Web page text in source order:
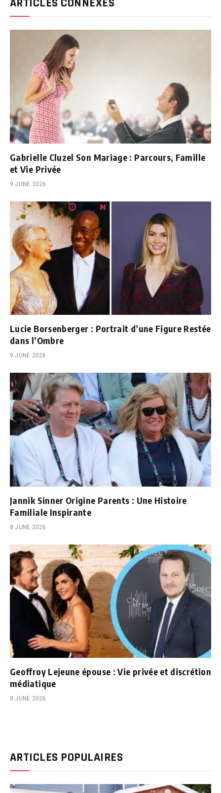
ARTICLES CONNEXES
Gabrielle Cluzel Son Mariage : Parcours, Famille
et Vie Privée
9 JUNE 2026
Lucie Borsenberger : Portrait d’une Figure Restée
dans l’Ombre
9 JUNE 2026
Jannik Sinner Origine Parents : Une Histoire
Familiale Inspirante
8 JUNE 2026
Geoffroy Lejeune épouse : Vie privée et discrétion
médiatique
8 JUNE 2026
ARTICLES POPULAIRES